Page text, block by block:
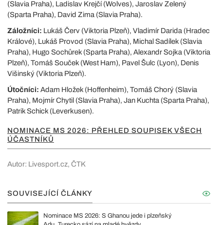
(Slavia Praha), Ladislav Krejčí (Wolves), Jaroslav Zelený
(Sparta Praha), David Zima (Slavia Praha).
Záložníci: Lukáš Červ (Viktoria Plzeň), Vladimír Darida (Hradec
Králové), Lukáš Provod (Slavia Praha), Michal Sadílek (Slavia
Praha), Hugo Sochůrek (Sparta Praha), Alexandr Sojka (Viktoria
Plzeň), Tomáš Souček (West Ham), Pavel Šulc (Lyon), Denis
Višinský (Viktoria Plzeň).
Útočníci: Adam Hložek (Hoffenheim), Tomáš Chorý (Slavia
Praha), Mojmír Chytil (Slavia Praha), Jan Kuchta (Sparta Praha),
Patrik Schick (Leverkusen).
NOMINACE MS 2026: PŘEHLED SOUPISEK VŠECH
ÚČASTNÍKŮ
Autor: Livesport.cz, ČTK
SOUVISEJÍCÍ ČLÁNKY
Nominace MS 2026: S Ghanou jede i plzeňský